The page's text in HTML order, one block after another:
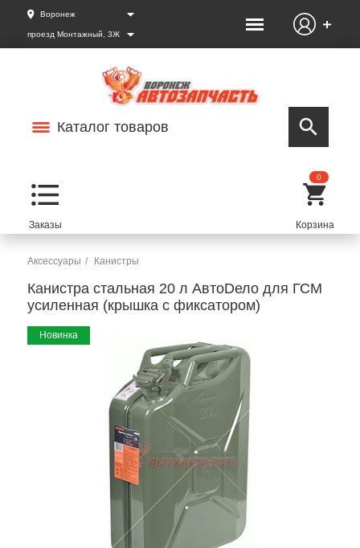
Воронеж
проезд Монтажный, 3Ж
Каталог товаров
0
Аксессуары Канистры
Канистра стальная 20 л АвтоDело для ГСМ
усиленная (крышка с фиксатором)
Новинка